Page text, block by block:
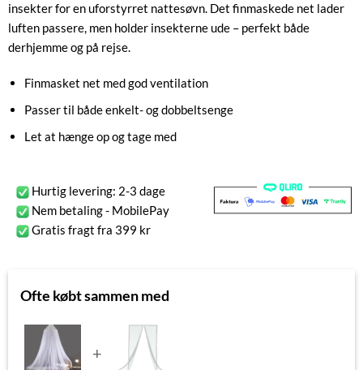
insekter for en uforstyrret nattesøvn. Det finmaskede net lader
luften passere, men holder insekterne ude – perfekt både
derhjemme og på rejse.
Finmasket net med god ventilation
Passer til både enkelt- og dobbeltsenge
Let at hænge op og tage med
Hurtig levering: 2-3 dage
Nem betaling - MobilePay
Gratis fragt fra 399 kr
Ofte købt sammen med
+